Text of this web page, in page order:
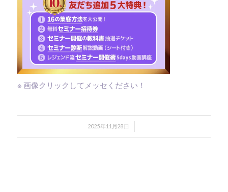
※ 画像クリックしてメッセください！
2025年11月28日
/